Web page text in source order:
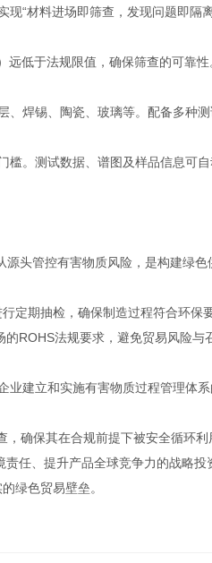
“材料进场即筛查，发现问题即隔
低于法规限值，确保筛查的可靠性
焊锡、陶瓷、玻璃等。配备多种测
。测试数据、谱图及样品信息可自
头管控有害物质风险，是构建绿色
期抽检，确保制造过程符合环保要
ROHS法规要求，避免贸易风险与
建立和实施有害物质过程管理体系
确保其在合规前提下被安全循环利
任、提升产品全球竞争力的战略投
绿色贸易壁垒。